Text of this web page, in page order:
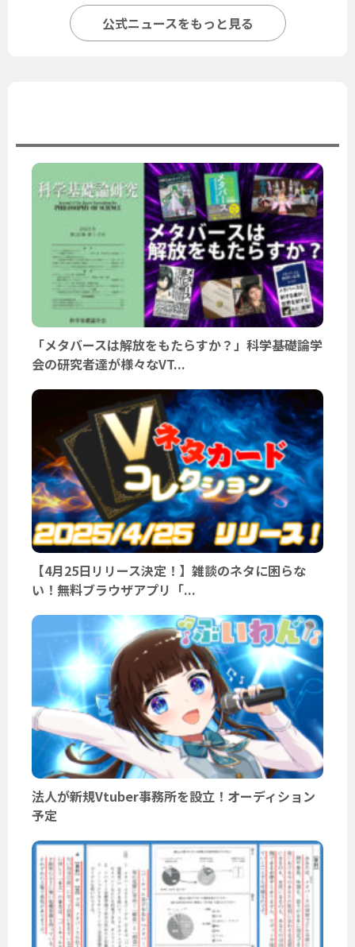
公式ニュースをもっと見る
「メタバースは解放をもたらすか？」科学基礎論学
会の研究者達が様々なVT...
【4月25日リリース決定！】雑談のネタに困らな
い！無料ブラウザアプリ「...
法人が新規Vtuber事務所を設立！オーディション
予定